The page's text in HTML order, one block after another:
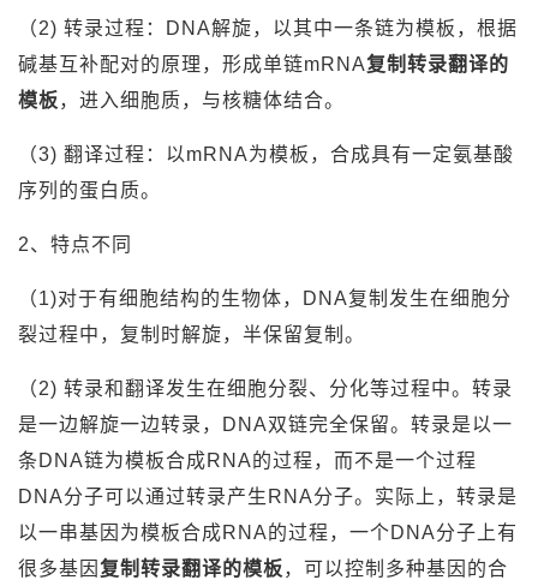
（2) 转录过程：DNA解旋，以其中一条链为模板，根据
碱基互补配对的原理，形成单链mRNA复制转录翻译的
模板，进入细胞质，与核糖体结合。
（3) 翻译过程：以mRNA为模板，合成具有一定氨基酸
序列的蛋白质。
2、特点不同
（1)对于有细胞结构的生物体，DNA复制发生在细胞分
裂过程中，复制时解旋，半保留复制。
（2) 转录和翻译发生在细胞分裂、分化等过程中。转录
是一边解旋一边转录，DNA双链完全保留。转录是以一
条DNA链为模板合成RNA的过程，而不是一个过程
DNA分子可以通过转录产生RNA分子。实际上，转录是
以一串基因为模板合成RNA的过程，一个DNA分子上有
很多基因 复制转录翻译的模板，可以控制多种基因的合